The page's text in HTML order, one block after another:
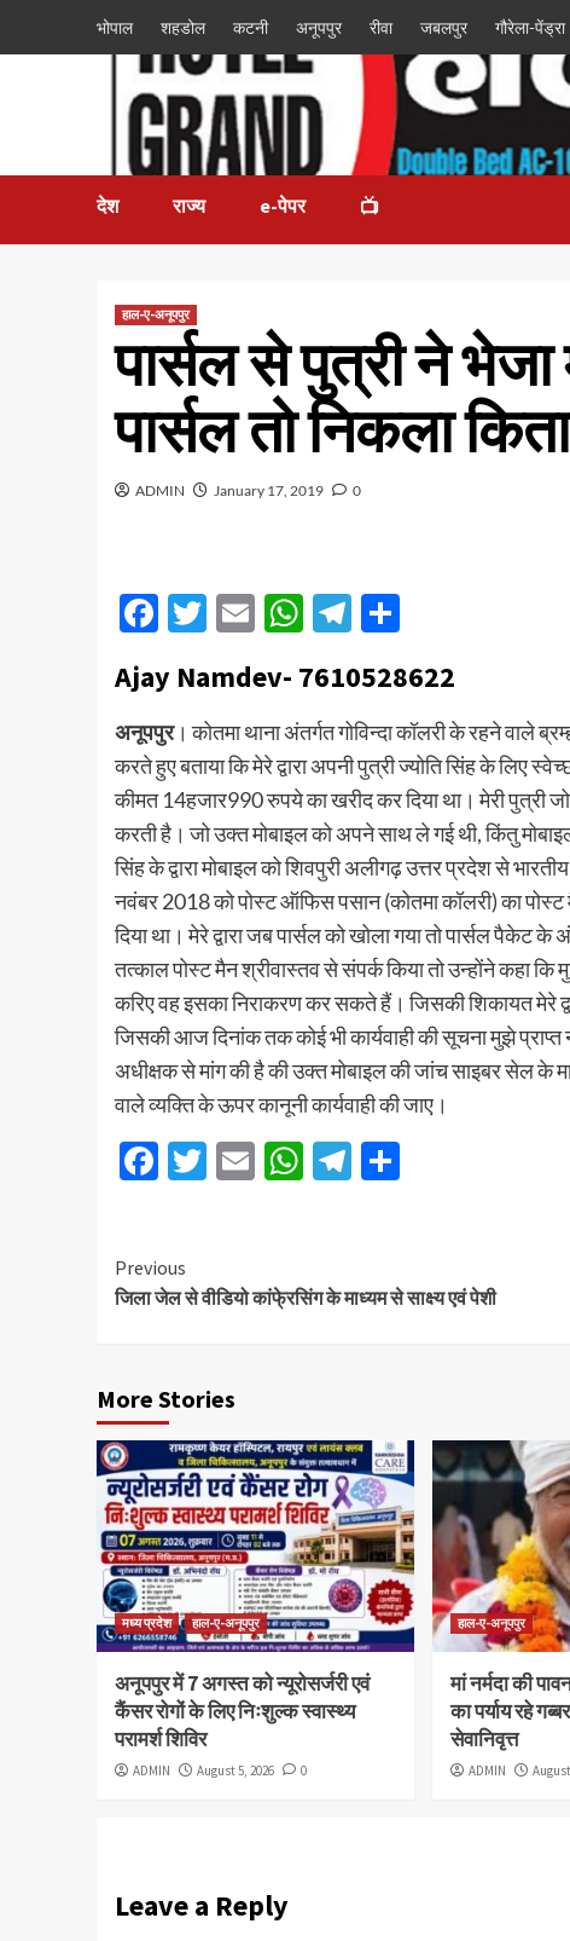
भोपाल शहडोल कटनी अनूपपुर रीवा जबलपुर गौरेला-पेंड्रा
देश राज्य e-पेपर 📺
हाल-ए-अनूपपुर
पार्सल से पुत्री ने भेजा
पार्सल तो निकला
ADMIN January 17, 2019 0
Facebook
Twitter
EmailWhatsApp
Telegram
Share
Ajay Namdev- 7610528622
अनूपपुर। कोतमा थाना अंतर्गत गोविन्दा कॉलरी के रहने वाले
करते हुए बताया कि मेरे द्वारा अपनी पुत्री ज्योति सिंह के लिए
कीमत 14हजार990 रुपये का खरीद कर दिया था। मेरी पुत्री
करती है। जो उक्त मोबाइल को अपने साथ ले गई थी, किंतु
सिंह के द्वारा मोबाइल को शिवपुरी अलीगढ़ उत्तर प्रदेश से
नवंबर 2018 को पोस्ट ऑफिस पसान (कोतमा कॉलरी) का
दिया था। मेरे द्वारा जब पार्सल को खोला गया तो पार्सल पैकेट
तत्काल पोस्ट मैन श्रीवास्तव से संपर्क किया तो उन्होंने कहा
करिए वह इसका निराकरण कर सकते हैं। जिसकी शिकायत मेरे
जिसकी आज दिनांक तक कोई भी कार्यवाही की सूचना मुझे
अधीक्षक से मांग की है की उक्त मोबाइल की जांच साइबर सेल के
वाले व्यक्ति के ऊपर कानूनी कार्यवाही की जाए।
Facebook
Twitter
EmailWhatsApp
Telegram
Share
Previous
जिला जेल से वीडियो कांफे्रसिंग के माध्यम से साक्ष्य एवं पेशी
More Stories
मध्य प्रदेश हाल-ए-अनूपपुर
अनूपपुर में 7 अगस्त को न्यूरोसर्जरी एवं
कैंसर रोगों के लिए निःशुल्क स्वास्थ्य
परामर्श शिविर
ADMIN August 5, 2026 0
हाल-ए-अनूपपुर
मां नर्मदा की
का पर्याय रहे
सेवानिवृत्त
ADMIN
Leave a Reply